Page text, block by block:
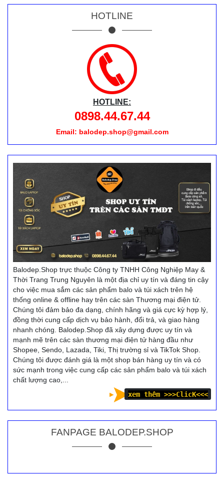
HOTLINE
HOTLINE:
0898.44.67.44
Email: balodep.shop@gmail.com
Balodep.Shop trực thuộc Công ty TNHH Công Nghiệp May &
Thời Trang Trung Nguyên là một địa chỉ uy tín và đáng tin cậy
cho việc mua sắm các sản phẩm balo và túi xách trên hệ
thống online & offline hay trên các sàn Thương mại điện tử.
Chúng tôi đảm bảo đa dạng, chính hãng và giá cực kỳ hợp lý,
đồng thời cung cấp dịch vụ bảo hành, đổi trả, và giao hàng
nhanh chóng. Balodep.Shop đã xây dựng được uy tín và
mạnh mẽ trên các sàn thương mại điện tử hàng đầu như
Shopee, Sendo, Lazada, Tiki, Thị trường sỉ và TikTok Shop.
Chúng tôi được đánh giá là một shop bán hàng uy tín và có
sức mạnh trong việc cung cấp các sản phẩm balo và túi xách
chất lượng cao,...
xem thêm >>>ClicK<<<
FANPAGE BALODEP.SHOP